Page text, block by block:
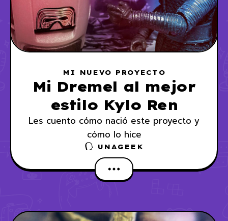
MI NUEVO PROYECTO
Mi Dremel al mejor
estilo Kylo Ren
Les cuento cómo nació este proyecto y
cómo lo hice
UNAGEEK